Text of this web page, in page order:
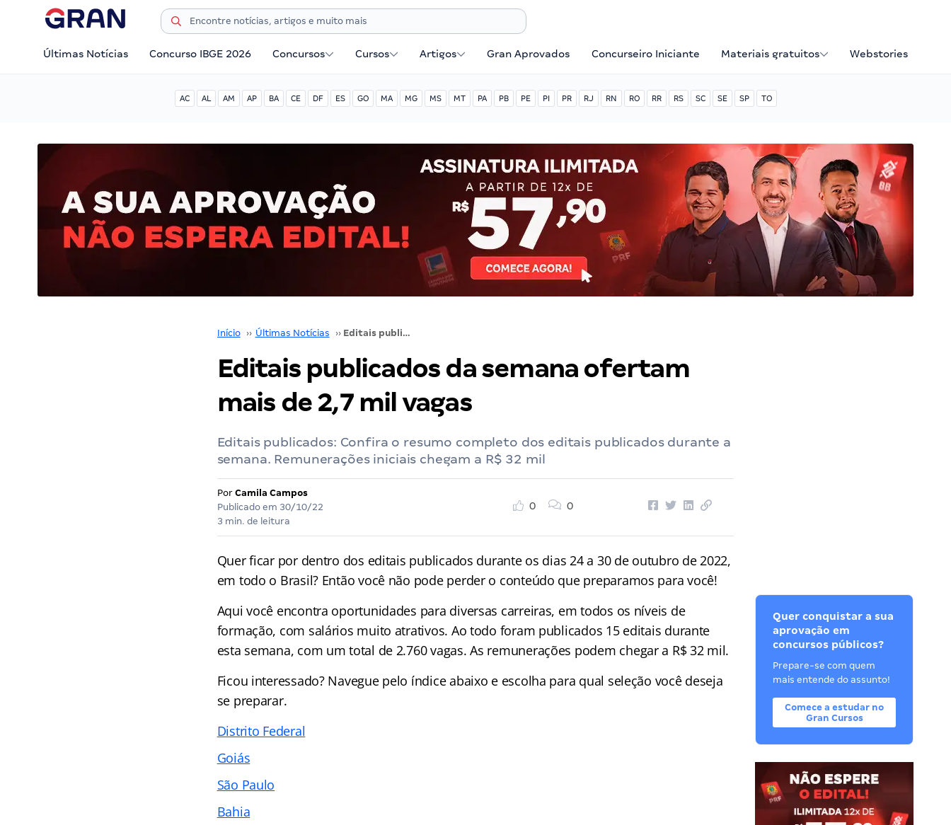
Últimas Notícias Concurso IBGE 2026 Concursos Cursos Artigos Gran Aprovados Concurseiro Iniciante Materiais gratuitos Webstories
AC AL AM AP BA CE DF ES GO MA MG MS MT PA PB PE PI PR RJ RN RO RR RS SC SE SP TO
Início ›› Últimas Notícias ›› Editais publicados da semana ofertam mais de 2,7 mil vagas
Editais publicados da semana ofertam
mais de 2,7 mil vagas
Editais publicados: Confira o resumo completo dos editais publicados durante a
semana. Remunerações iniciais chegam a R$ 32 mil
Por Camila Campos
Publicado em 30/10/22
3 min. de leitura
0 0
Quer ficar por dentro dos editais publicados durante os dias 24 a 30 de outubro de 2022,
em todo o Brasil? Então você não pode perder o conteúdo que preparamos para você!
Aqui você encontra oportunidades para diversas carreiras, em todos os níveis de
formação, com salários muito atrativos. Ao todo foram publicados 15 editais durante
esta semana, com um total de 2.760 vagas. As remunerações podem chegar a R$ 32 mil.
Ficou interessado? Navegue pelo índice abaixo e escolha para qual seleção você deseja
se preparar.
Distrito Federal
Goiás
São Paulo
Bahia
Quer conquistar a sua
aprovação em
concursos públicos?
Prepare-se com quem
mais entende do assunto!
Comece a estudar no
Gran Cursos